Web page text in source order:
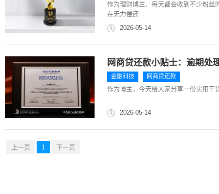
作为理财博主，每天都会收到不少粉丝
在无力偿还...
2026-05-14
网商贷还款小贴士：逾期处
金融科技 网商贷还款
作为博主，今天给大家分享一份实用
2026-05-14
上一页 1 下一页